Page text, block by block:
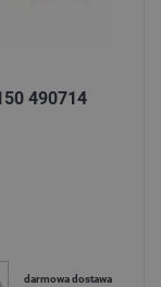
490714
darmowa dostawa